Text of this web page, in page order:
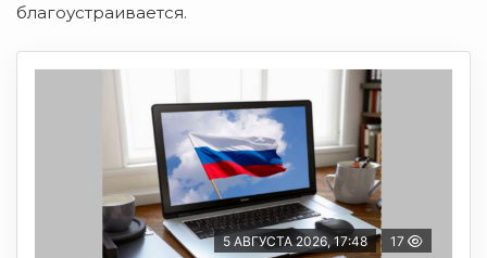
благоустраивается.
5 АВГУСТА 2026, 17:48 17